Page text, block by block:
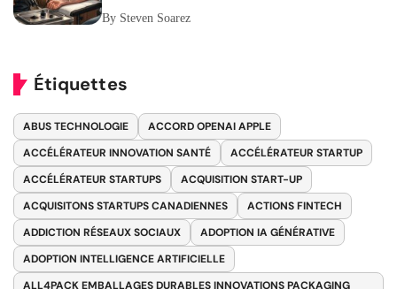
By Steven Soarez
Étiquettes
ABUS TECHNOLOGIE
ACCORD OPENAI APPLE
ACCÉLÉRATEUR INNOVATION SANTÉ
ACCÉLÉRATEUR STARTUP
ACCÉLÉRATEUR STARTUPS
ACQUISITION START-UP
ACQUISITONS STARTUPS CANADIENNES
ACTIONS FINTECH
ADDICTION RÉSEAUX SOCIAUX
ADOPTION IA GÉNÉRATIVE
ADOPTION INTELLIGENCE ARTIFICIELLE
ALL4PACK EMBALLAGES DURABLES INNOVATIONS PACKAGING